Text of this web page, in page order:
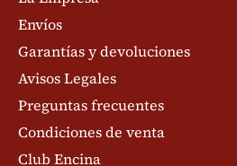
Envíos
Garantías y devoluciones
Avisos Legales
Preguntas frecuentes
Condiciones de venta
Club Encina